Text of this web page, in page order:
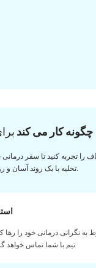
چگونه کار می کند
را تجربه کنید تا سفر درمانی
تخلیه با یک روند آسان و روان موفقیت آمیز کنید.
به نگرانی درمانی خود را رها
تیم با شما تماس خواهد